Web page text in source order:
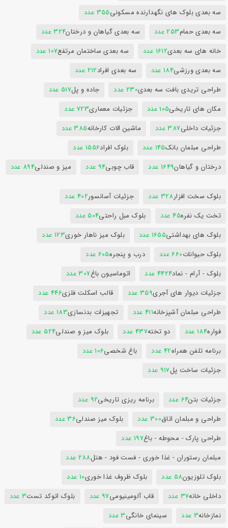
سه بعدی بلوک های نگهدارنده مسکونی355 عدد
سه بعدی حمام253 عدد سه بعدی گیاهان و درختان324 عدد
خانه های سه بعدی1612 عدد سه بعدی ساختمان مرتفع107 عدد
سه بعدی ورزشی184 عدد سه بعدی افراد212 عدد
طراحی تریدی بافت سه بعدی230 عدد جاده و پل517 عدد
مکان های تاریخی105 عدد جزئیات معماری723 عدد
جزئیات داخلی387 عدد ماشین الات کارخانه385 عدد
طراحی مبلمان بانک145 عدد بلوک افراد1556 عدد
درختان و گیاهان1649 عدد قاب چوبی94 عدد میز و صندلی894 عدد
بلوک سخت افزار328 عدد جزئیات آسانسور402 عدد
تخت یک نفره45 عدد بلوک مبل راحتی504 عدد
بلوک های بهداشتی1655 عدد بلوک میز ناهار خوری123 عدد
بلوک حیوانات660 عدد درب و پنجره605 عدد
بلوک - آرام - نماد4424 عدد اتوماسیون باغ307 عدد
جزئیات دیوار های آجری359 عدد قالب اسکلت فلزی446 عدد
طراحی مبلمان آشپزخانه411 عدد تجهیزات بدنسازی183 عدد
فواره184 عدد دو تخته437 عدد بلوک میز و صندلی524 عدد
برنامه تلفن همراه42 عدد باغ شخصی106 عدد
جزئیات ساخت پل917 عدد
جزئیات بتن64 عدد برنامه ریزی تاریخی92 عدد
طراحی و مبلمان اتاق300 عدد بلوک میز صندلی36 عدد
طراحی پارک - محوطه - باغ197 عدد
مبلمان رستوران - غذا خوری - فست فود - هتل288 عدد
بلوک تلوزیون58 عدد بلوک ظروف غذا خوری10 عدد
داخلی خانه37 عدد قاب آلومینیومی97 عدد بلوک اتوکد تست3 عدد
نمازخانه3 عدد سینمای خانگی3 عدد